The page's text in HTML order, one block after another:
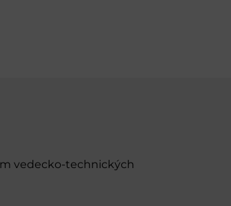
vedecko-technických